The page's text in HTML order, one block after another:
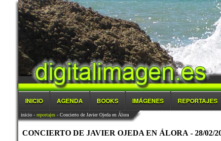
INICIO AGENDA BOOKS IMÁGENES REPORTAJES
inicio- reportajes- Concierto de Javier Ojeda en Álora
CONCIERTO DE JAVIER OJEDA EN ÁLORA - 28/02/